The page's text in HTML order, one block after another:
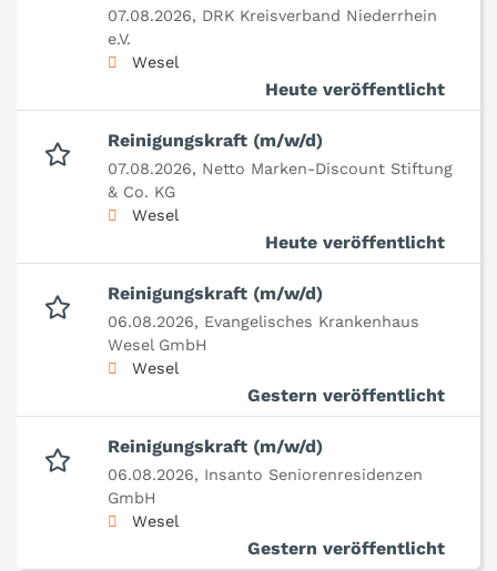
07.08.2026, DRK Kreisverband Niederrhein
e.V.
Wesel
Heute veröffentlicht
Reinigungskraft (m/w/d)
07.08.2026, Netto Marken-Discount Stiftung
& Co. KG
Wesel
Heute veröffentlicht
Reinigungskraft (m/w/d)
06.08.2026, Evangelisches Krankenhaus
Wesel GmbH
Wesel
Gestern veröffentlicht
Reinigungskraft (m/w/d)
06.08.2026, Insanto Seniorenresidenzen
GmbH
Wesel
Gestern veröffentlicht